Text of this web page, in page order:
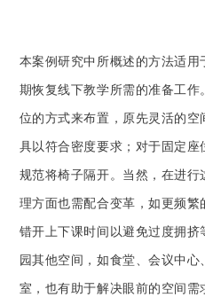
本案例研究中所概述的方法适
期恢复线下教学所需的准备工
位的方式来布置，原先灵活的
具以符合密度要求；对于固定
规范将椅子隔开。当然，在进
理方面也需配合变革，如更频繁
错开上下课时间以避免过度拥
园其他空间，如食堂、会议中
室，也有助于解决眼前的空间需